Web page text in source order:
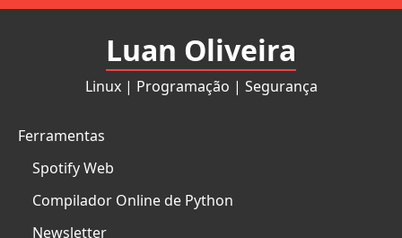
Pular
Luan Oliveira
Linux | Programação | Segurança
Ferramentas
Spotify Web
Compilador Online de Python
Newsletter